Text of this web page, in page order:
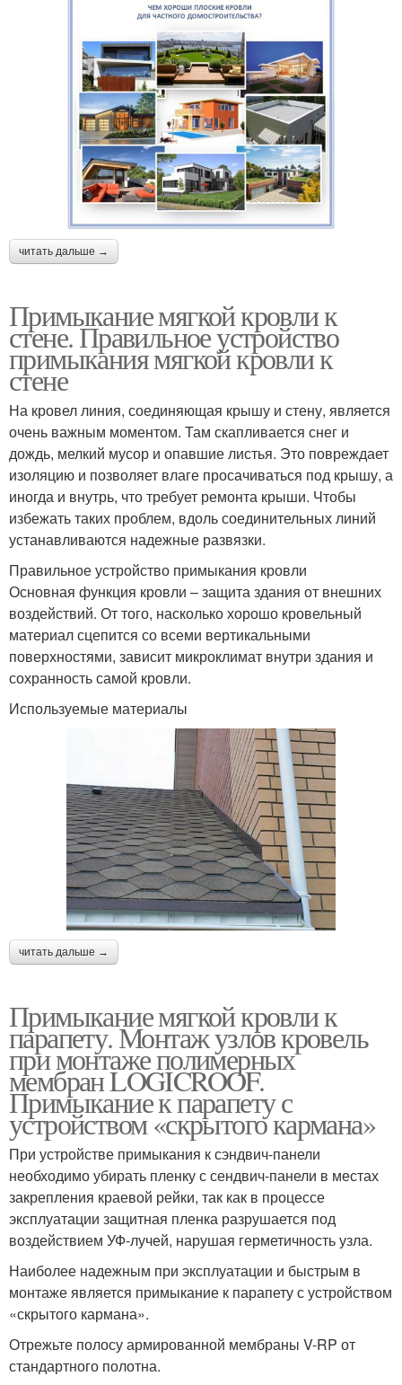
читать дальше →
Примыкание мягкой кровли к
стене. Правильное устройство
примыкания мягкой кровли к
стене
На кровел линия, соединяющая крышу и стену, является
очень важным моментом. Там скапливается снег и
дождь, мелкий мусор и опавшие листья. Это повреждает
изоляцию и позволяет влаге просачиваться под крышу, а
иногда и внутрь, что требует ремонта крыши. Чтобы
избежать таких проблем, вдоль соединительных линий
устанавливаются надежные развязки.
Правильное устройство примыкания кровли
Основная функция кровли – защита здания от внешних
воздействий. От того, насколько хорошо кровельный
материал сцепится со всеми вертикальными
поверхностями, зависит микроклимат внутри здания и
сохранность самой кровли.
Используемые материалы
читать дальше →
Примыкание мягкой кровли к
парапету. Монтаж узлов кровель
при монтаже полимерных
мембран LOGICROOF.
Примыкание к парапету с
устройством «скрытого кармана»
При устройстве примыкания к сэндвич-панели
необходимо убирать пленку с сендвич-панели в местах
закрепления краевой рейки, так как в процессе
эксплуатации защитная пленка разрушается под
воздействием УФ-лучей, нарушая герметичность узла.
Наиболее надежным при эксплуатации и быстрым в
монтаже является примыкание к парапету с устройством
«скрытого кармана».
Отрежьте полосу армированной мембраны V-RP от
стандартного полотна.